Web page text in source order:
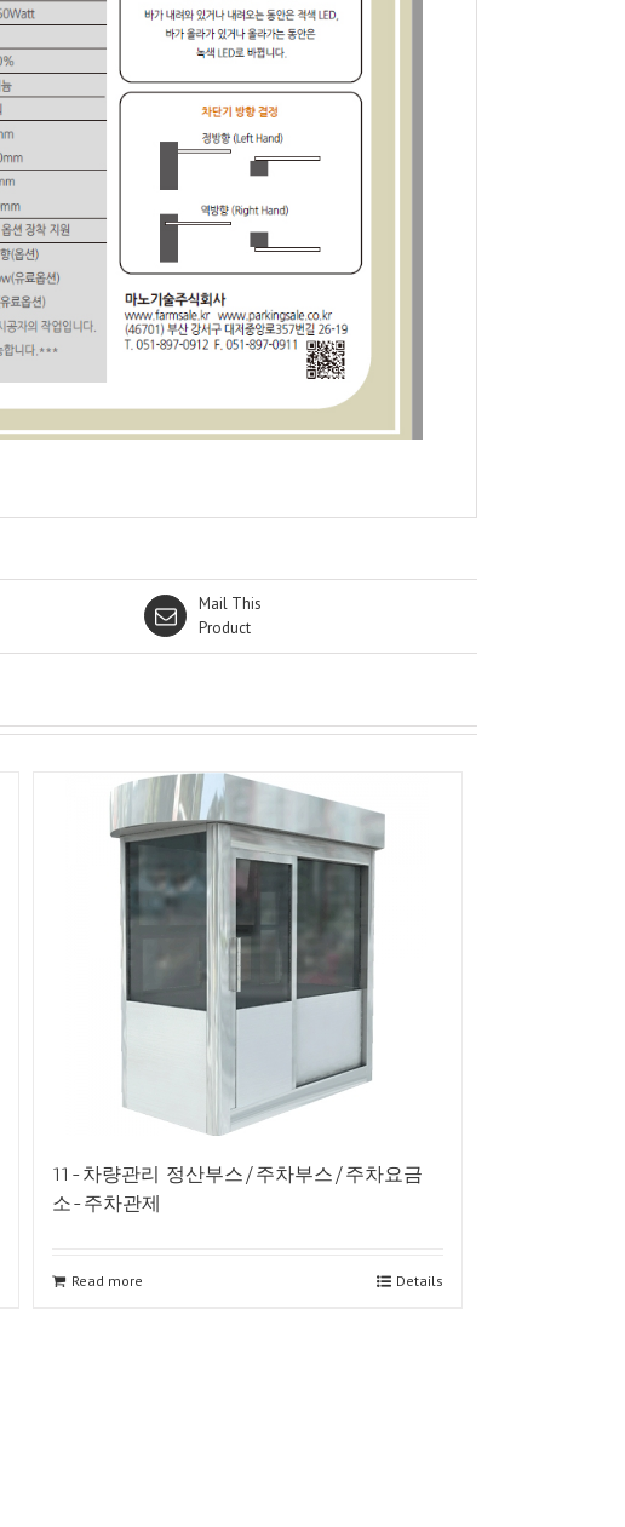
Mail This
Product
11-차량관리 정산부스/주차부스/주차요금
소-주차관제
Read more Details